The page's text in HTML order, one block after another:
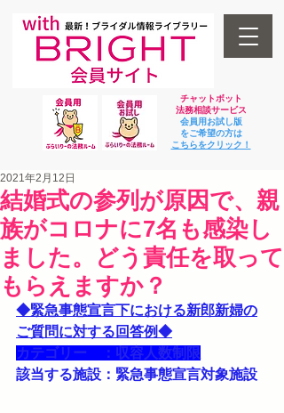
チャットボット
法務相談サービス
会員用お試し版
をご希望の方は
​こちらをクリック！
結婚式の参列が原因で、親
族がコロナに7名も感染し
ました。どう責任を取って
もらえますか？
2021年2月12日
◆緊急事態宣言下における新郎新婦の
ご質問に対する回答例◆
カテゴリー　：収容人数制限
該当する施設：緊急事態宣言対象施設